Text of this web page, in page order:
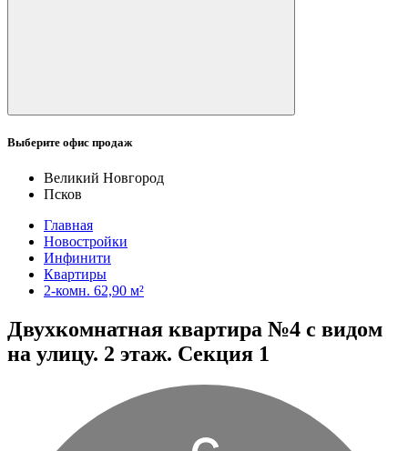
Выберите офис продаж
Великий Новгород
Псков
Главная
Новостройки
Инфинити
Квартиры
2-комн. 62,90 м²
Двухкомнатная квартира №4 с видом
на улицу. 2 этаж. Секция 1